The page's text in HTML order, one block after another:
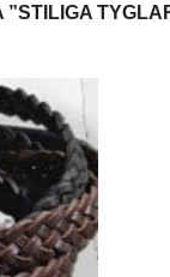
”STILIGA
Lägg till i
önskelistan